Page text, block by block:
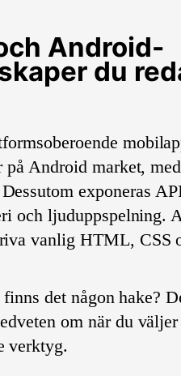
Android-
du
på Android market, med
exponeras
och ljuduppspelning.
vanlig HTML, CSS
det någon hake?
om när du
verktyg.